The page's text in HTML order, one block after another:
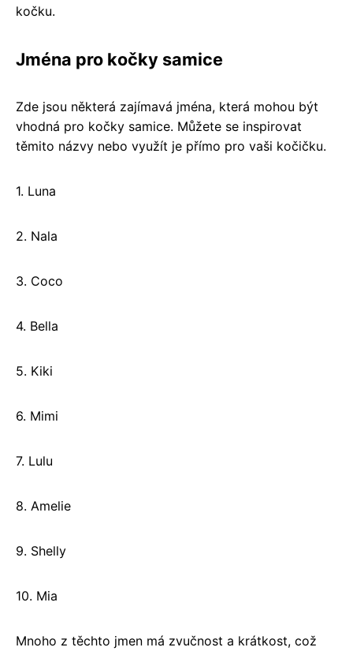
kočku.
Jména pro kočky samice
Zde jsou některá zajímavá jména, která mohou být
vhodná pro kočky samice. Můžete se inspirovat
těmito názvy nebo využít je přímo pro vaši kočičku.
1. Luna
2. Nala
3. Coco
4. Bella
5. Kiki
6. Mimi
7. Lulu
8. Amelie
9. Shelly
10. Mia
Mnoho z těchto jmen má zvučnost a krátkost, což